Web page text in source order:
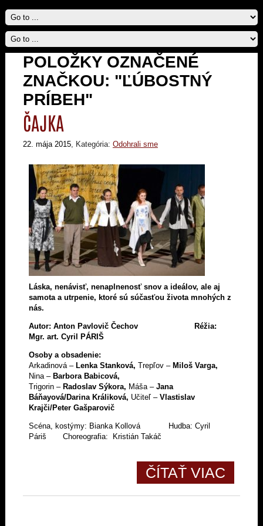
POLOŽKY OZNAČENÉ
ZNAČKOU: "ĽÚBOSTNÝ
PRÍBEH"
ČAJKA
22. mája 2015, Kategória: Odohrali sme
Láska, nenávisť, nenaplnenosť snov a ideálov, ale aj
samota a utrpenie, ktoré sú súčasťou života mnohých z
nás.
Autor: Anton Pavlovič Čechov Réžia:
Mgr. art. Cyril PÁRIŠ
Osoby a obsadenie:
Arkadinová –Lenka Stanková, Trepľov –Miloš Varga,
Nina –Barbora Babicová,
Trigorin –Radoslav Sýkora, Máša –Jana
Báňayová/Darina Králiková, Učiteľ –Vlastislav
Krajči/Peter Gašparovič
Scéna, kostýmy: Bianka Kollová Hudba: Cyril
Páriš Choreografia: Kristián Takáč
ČÍTAŤ VIAC